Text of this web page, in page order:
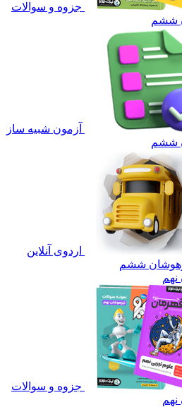
جزوه و سوالات
ششم
آزمون شبیه ساز
ششم
اردوی آنلاین
ششم
نهم
جزوه و سوالات
نهم